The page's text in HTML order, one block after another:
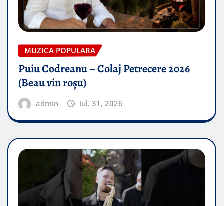
MUZICA POPULARA
Puiu Codreanu – Colaj Petrecere 2026
(Beau vin roșu)
admin iul. 31, 2026